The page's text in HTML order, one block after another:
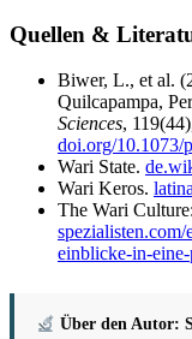
Quellen &
Biwer, L., et al.
Quilcapampa,
Sciences,
doi.org/10.1073/
Wari State.
Wari Keros.
The Wari
einblicke-in-
Über den Autor: